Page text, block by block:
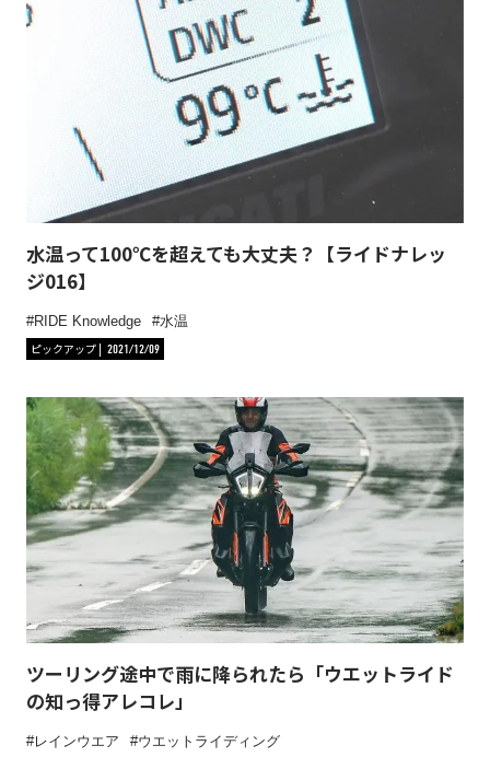
水温って100℃を超えても大丈夫？【ライドナレッ
ジ016】
RIDE Knowledge
水温
ピックアップ
2021/12/09
ツーリング途中で雨に降られたら「ウエットライド
の知っ得アレコレ」
レインウエア ウエットライディング